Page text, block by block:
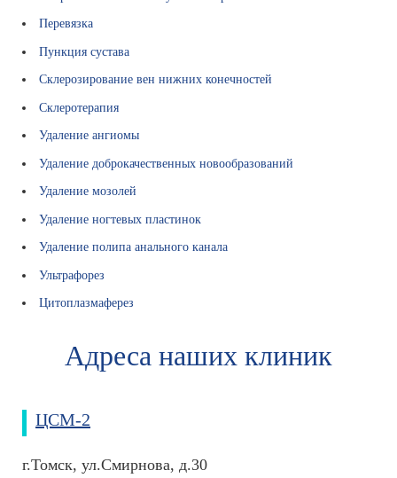
Перевязка
Пункция сустава
Склерозирование вен нижних конечностей
Склеротерапия
Удаление ангиомы
Удаление доброкачественных новообразований
Удаление мозолей
Удаление ногтевых пластинок
Удаление полипа анального канала
Ультрафорез
Цитоплазмаферез
Адреса наших клиник
ЦСМ-2
г.Томск, ул.Смирнова, д.30